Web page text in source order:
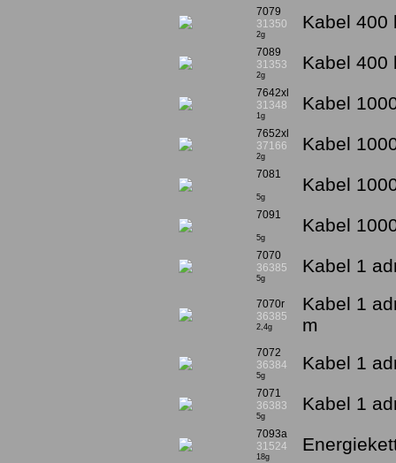
7079
31350
2g
Kabel 400
7089
31353
2g
Kabel 400
7642xl
31348
1g
Kabel
7652xl
37166
2g
Kabel
7081
5g
Kabel
7091
5g
Kabel
7070
36385
5g
Kabel 1
7070r
36385
2,4g
Kabel 1
m
7072
36384
5g
Kabel 1
7071
36383
5g
Kabel 1
7093a
31524
18g